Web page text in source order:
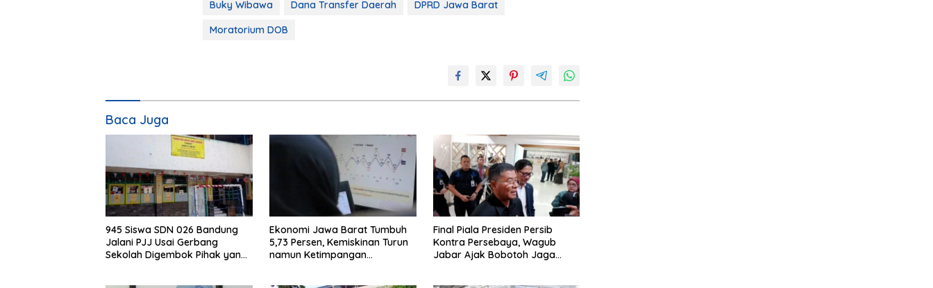
Buky Wibawa Dana Transfer Daerah
DPRD Jawa Barat
Moratorium DOB
Baca Juga
945 Siswa SDN 026 Bandung
Jalani PJJ Usai Gerbang
Sekolah Digembok Pihak yang
Ekonomi Jawa Barat Tumbuh
5,73 Persen, Kemiskinan Turun
namun Ketimpangan
Final Piala Presiden Persib
Kontra Persebaya, Wagub
Jabar Ajak Bobotoh Jaga